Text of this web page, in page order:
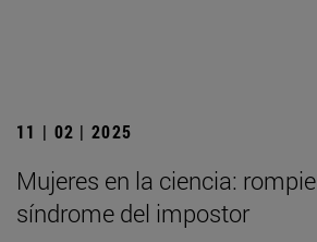
11 | 02 | 2025
Mujeres en la ciencia:
síndrome del impostor